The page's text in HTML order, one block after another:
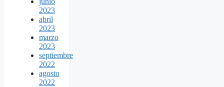
2023
abril
2023
marzo
2023
septiembre
2022
agosto
2022